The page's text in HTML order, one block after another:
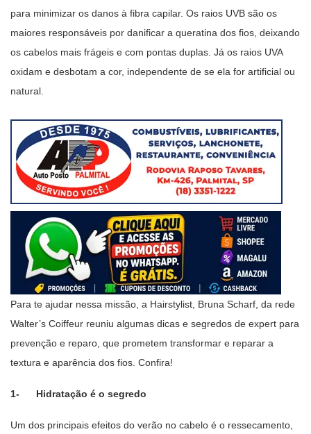
para minimizar os danos à fibra capilar. Os raios UVB são os
maiores responsáveis por danificar a queratina dos fios, deixando
os cabelos mais frágeis e com pontas duplas. Já os raios UVA
oxidam e desbotam a cor, independente de se ela for artificial ou
natural.
Para te ajudar nessa missão, a Hairstylist, Bruna Scharf, da rede
Walter’s Coiffeur reuniu algumas dicas e segredos de expert para
prevenção e reparo, que prometem transformar e reparar a
textura e aparência dos fios. Confira!
1- Hidratação é o segredo
Um dos principais efeitos do verão no cabelo é o ressecamento,